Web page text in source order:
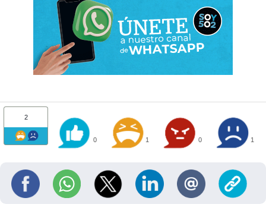
2
0 1 0 1